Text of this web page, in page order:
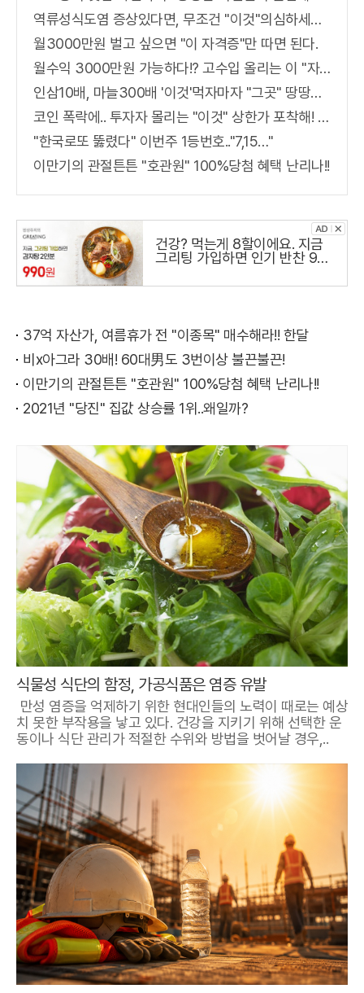
역류성식도염 증상있다면, 무조건 "이것"의심하세요. 간단치료법 나왔다!
월3000만원 벌고 싶으면 "이 자격증"만 따면 된다.
월수익 3000만원 가능하다!? 고수입 올리는 이 "자격증"에 몰리는 이유 알고보니…
인삼10배, 마늘300배 '이것'먹자마자 "그곳" 땅땅해져..헉!
코인 폭락에.. 투자자 몰리는 "이것" 상한가 포착해! 미리 투자..
"한국로또 뚫렸다" 이번주 1등번호.."7,15…"
이만기의 관절튼튼 "호관원" 100%당첨 혜택 난리나!!
건강? 먹는게 8할이에요. 지금
그리팅 가입하면 인기 반찬 990
37억 자산가, 여름휴가 전 "이종목" 매수해라!! 한달
비x아그라 30배! 60대男도 3번이상 불끈불끈!
이만기의 관절튼튼 "호관원" 100%당첨 혜택 난리나!!
2021년 "당진" 집값 상승률 1위..왜일까?
식물성 식단의 함정, 가공식품은 염증 유발
만성 염증을 억제하기 위한 현대인들의 노력이 때로는 예상
치 못한 부작용을 낳고 있다. 건강을 지키기 위해 선택한 운
동이나 식단 관리가 적절한 수위와 방법을 벗어날 경우,..